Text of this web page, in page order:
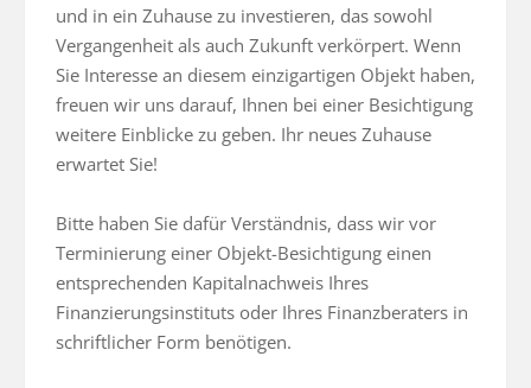
und in ein Zuhause zu investieren, das sowohl
Vergangenheit als auch Zukunft verkörpert. Wenn
Sie Interesse an diesem einzigartigen Objekt haben,
freuen wir uns darauf, Ihnen bei einer Besichtigung
weitere Einblicke zu geben. Ihr neues Zuhause
erwartet Sie!
Bitte haben Sie dafür Verständnis, dass wir vor
Terminierung einer Objekt-Besichtigung einen
entsprechenden Kapitalnachweis Ihres
Finanzierungsinstituts oder Ihres Finanzberaters in
schriftlicher Form benötigen.